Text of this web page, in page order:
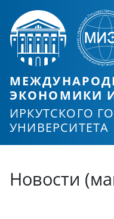
ЭКОНОМИКИ
ИРКУТСКОГО
УНИВЕРСИТЕТА
Новости